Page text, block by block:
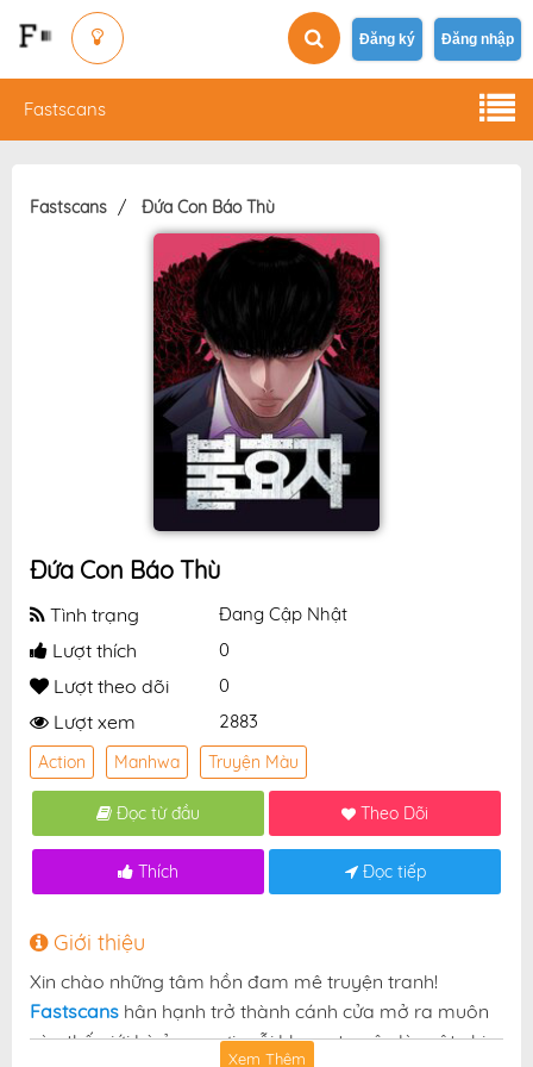
Đăng ký Đăng nhập
Fastscans
Fastscans Đứa Con Báo Thù
Đứa Con Báo Thù
Tình trạng Đang Cập Nhật
Lượt thích 0
Lượt theo dõi 0
Lượt xem 2883
Action Manhwa Truyện Màu
Đọc từ đầu Theo Dõi
Thích Đọc tiếp
Giới thiệu
Xin chào những tâm hồn đam mê truyện tranh!
Fastscans hân hạnh trở thành cánh cửa mở ra muôn
vàn thế giới kỳ ảo — nơi mỗi khung truyện là một nhịp
Xem Thêm